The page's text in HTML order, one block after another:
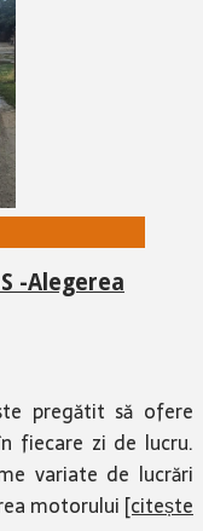
-Alegerea
pregătit să ofere
fiecare zi de lucru.
variate de lucrări
motorului[citește